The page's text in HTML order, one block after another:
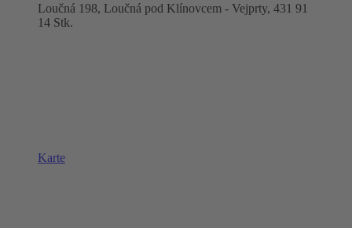
Loučná 198, Loučná pod Klínovcem - Vejprty, 431 91
14 Stk.
Karte